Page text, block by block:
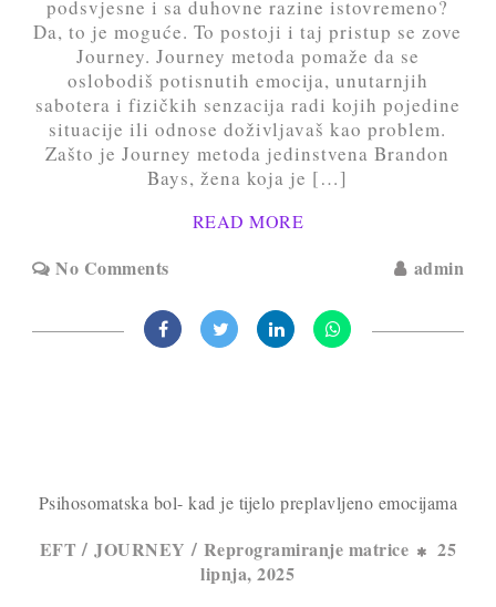
podsvjesne i sa duhovne razine istovremeno?
Da, to je moguće. To postoji i taj pristup se zove
Journey. Journey metoda pomaže da se
oslobodiš potisnutih emocija, unutarnjih
sabotera i fizičkih senzacija radi kojih pojedine
situacije ili odnose doživljavaš kao problem.
Zašto je Journey metoda jedinstvena Brandon
Bays, žena koja je […]
READ MORE
No Comments admin
Psihosomatska bol- kad je tijelo preplavljeno emocijama
EFT /JOURNEY / Reprogramiranje matrice
25
lipnja, 2025